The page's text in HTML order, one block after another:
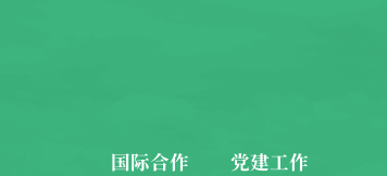
国际合作 党建工作